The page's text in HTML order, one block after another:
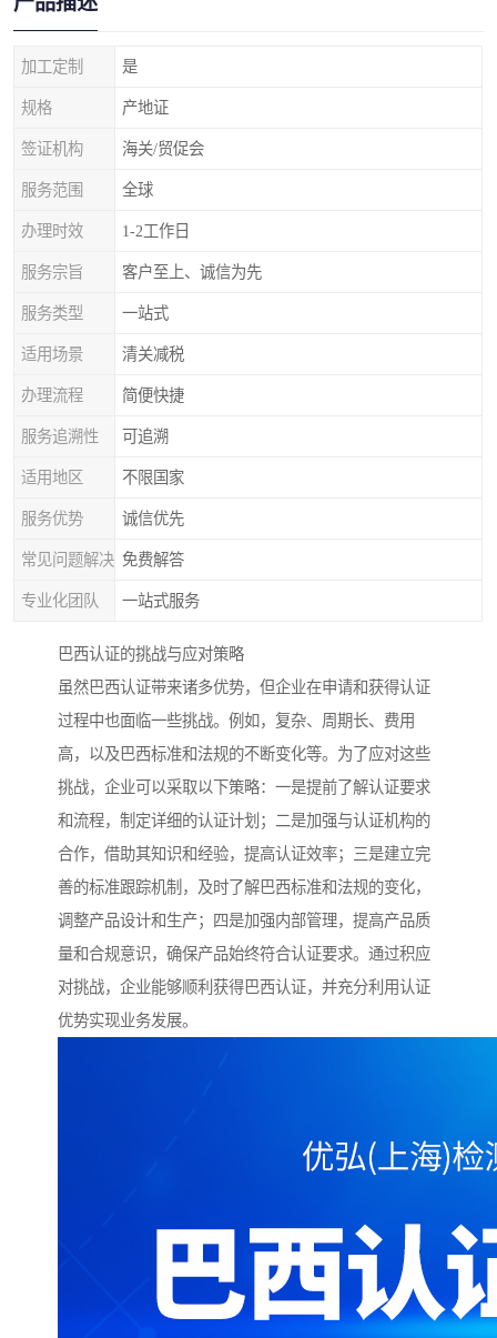
加工定制 是
规格 产地证
签证机构 海关/贸促会
服务范围 全球
办理时效 1-2工作日
服务宗旨 客户至上、诚信为先
服务类型 一站式
适用场景 清关减税
办理流程 简便快捷
服务追溯性 可追溯
适用地区 不限国家
服务优势 诚信优先
常见问题解决 免费解答
专业化团队 一站式服务
巴西认证的挑战与应对策略
虽然巴西认证带来诸多优势，但企业在申请和获得认证
过程中也面临一些挑战。例如，复杂、周期长、费用
高，以及巴西标准和法规的不断变化等。为了应对这些
挑战，企业可以采取以下策略：一是提前了解认证要求
和流程，制定详细的认证计划；二是加强与认证机构的
合作，借助其知识和经验，提高认证效率；三是建立完
善的标准跟踪机制，及时了解巴西标准和法规的变化，
调整产品设计和生产；四是加强内部管理，提高产品质
量和合规意识，确保产品始终符合认证要求。通过积应
对挑战，企业能够顺利获得巴西认证，并充分利用认证
优势实现业务发展。